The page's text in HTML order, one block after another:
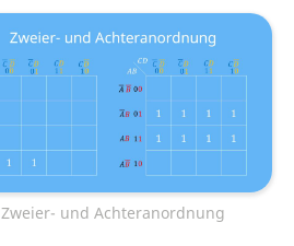
Zweier- und Achteranordnung